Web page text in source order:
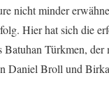
nicht minder
Hier hat sich die
Batuhan Türkmen,
Daniel Broll und